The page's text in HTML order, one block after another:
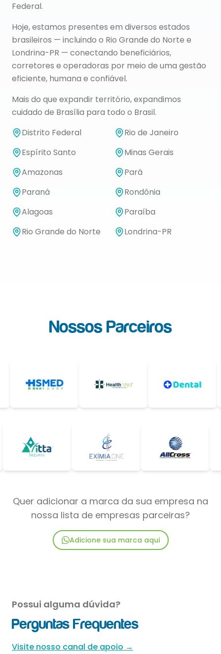
Federal.
Hoje, estamos presentes em diversos estados
brasileiros — incluindo o Rio Grande do Norte e
Londrina-PR — conectando beneficiários,
corretores e operadoras por meio de uma gestão
eficiente, humana e confiável.
Mais do que expandir território, expandimos
cuidado de Brasília para todo o Brasil.
Distrito Federal
Rio de Janeiro
Espírito Santo
Minas Gerais
Amazonas
Pará
Paraná
Rondônia
Alagoas
Paraíba
Rio Grande do Norte
Londrina-PR
Nossos Parceiros
Quer adicionar a marca da sua empresa na
nossa lista de empresas parceiras?
Adicione sua marca aqui
Possui alguma dúvida?
Perguntas Frequentes
Visite nosso canal de apoio →